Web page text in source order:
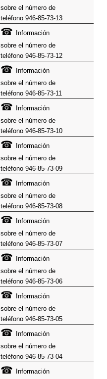
sobre el número de
teléfono 946-85-73-13
☎ Información
sobre el número de
teléfono 946-85-73-12
☎ Información
sobre el número de
teléfono 946-85-73-11
☎ Información
sobre el número de
teléfono 946-85-73-10
☎ Información
sobre el número de
teléfono 946-85-73-09
☎ Información
sobre el número de
teléfono 946-85-73-08
☎ Información
sobre el número de
teléfono 946-85-73-07
☎ Información
sobre el número de
teléfono 946-85-73-06
☎ Información
sobre el número de
teléfono 946-85-73-05
☎ Información
sobre el número de
teléfono 946-85-73-04
☎ Información